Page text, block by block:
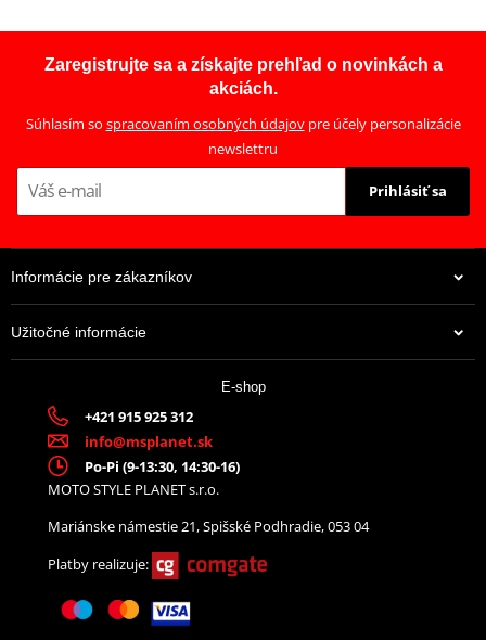
Zaregistrujte sa a získajte prehľad o novinkách a
akciách.
Súhlasím so spracovaním osobných údajovpre účely personalizácie
newslettru
Prihlásiť sa
Informácie pre zákazníkov
Užitočné informácie
E-shop
+421 915 925 312
info@msplanet.sk
Po-Pi (9-13:30, 14:30-16)
MOTO STYLE PLANET s.r.o.
Mariánske námestie 21, Spišské Podhradie, 053 04
Platby realizuje: